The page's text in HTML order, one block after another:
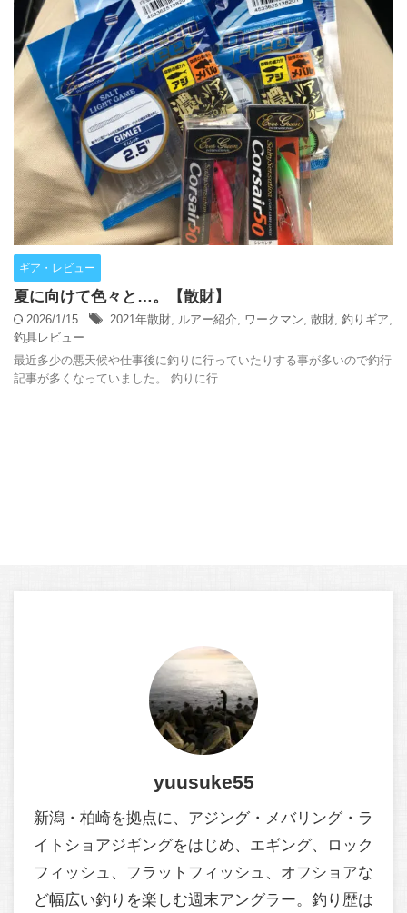
ギア・レビュー
夏に向けて色々と…。【散財】
2026/1/15 2021年散財 ルアー紹介 ワークマン 散財 釣りギア
釣具レビュー
最近多少の悪天候や仕事後に釣りに行っていたりする事が多いので釣行
記事が多くなっていました。 釣りに行 ...
yuusuke55
新潟・柏崎を拠点に、アジング・メバリング・ラ
イトショアジギングをはじめ、エギング、ロック
フィッシュ、フラットフィッシュ、オフショアな
ど幅広い釣りを楽しむ週末アングラー。釣り歴は